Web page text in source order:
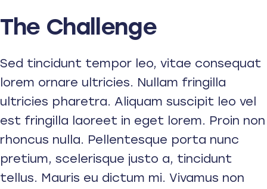
The Challenge
Sed tincidunt tempor leo, vitae consequat
lorem ornare ultricies. Nullam fringilla
ultricies pharetra. Aliquam suscipit leo vel
est fringilla laoreet in eget lorem. Proin non
rhoncus nulla. Pellentesque porta nunc
pretium, scelerisque justo a, tincidunt
tellus. Mauris eu dictum mi. Vivamus non